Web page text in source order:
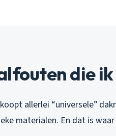
die
allerlei “universele”
materialen. En dat is